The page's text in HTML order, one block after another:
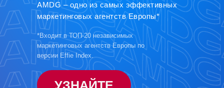
AMDG – одно из самых эффективных
маркетинговых агентств Европы*
УЗНАЙТЕ
*Входит в ТОП-20 независимых
маркетинговых агентств Европы по
версии Effie Index.